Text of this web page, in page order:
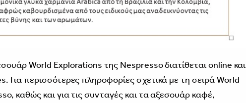
World Explorations της Nespresso διατίθεται online και
Για περισσότερες πληροφορίες σχετικά µε τη σειρά World
καθώς και για τις συνταγές και τα αξεσουάρ καφέ,